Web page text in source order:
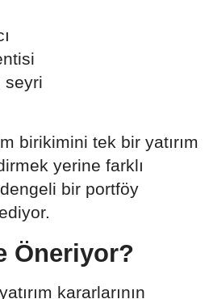
seyri
birikimini tek bir yatırım
yerine farklı
bir portföy
Öneriyor?
kararlarının